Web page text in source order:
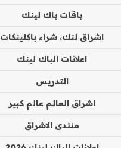
باقات باك لينك
اشراق لنك، شراء باكلينكات
اعلانات الباك لينك
التدريس
اشراق العالم عالم كبير
منتدى الاشراق